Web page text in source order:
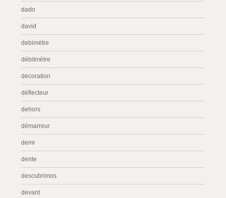
dado
david
debimétre
débitmètre
decoration
déflecteur
dehors
démarreur
demi
dente
descubrimos
devant